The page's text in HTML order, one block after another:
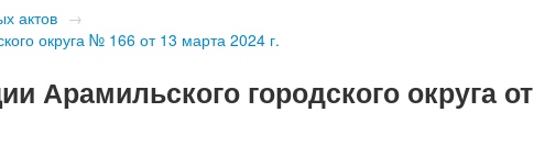
актов →
округа № 166 от 13 марта 2024 г.
Арамильского городского округа от